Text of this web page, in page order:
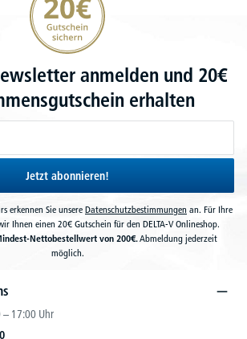
anmelden und 20€
erhalten
Jetzt abonnieren!
erkennen Sie unsereDatenschutzbestimmungen an. Für Ihre
Ihnen einen 20€ Gutschein für den DELTA-V Onlineshop.
Nettobestellwert von 200€.Abmeldung jederzeit
möglich.
– 17:00 Uhr